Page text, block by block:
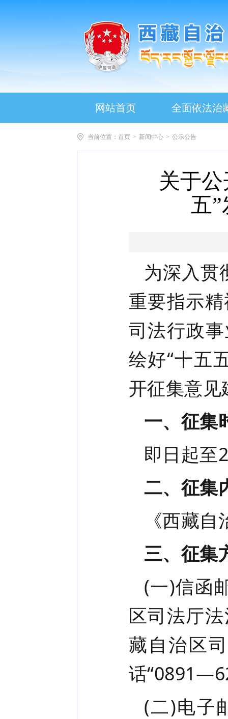
网站首页 全面依法治
当前位置： 首页 > 新闻中心 > 公示公告
关于
五
为深入贯
重要指示
司法行政
绘好“十五
开征集意见
一、征集
即日起至
二、征集
《西藏
三、征集
(一)信函
区司法厅
藏自治区
话“0891—
(二)电子